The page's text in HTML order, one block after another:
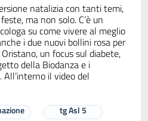
natalizia con tanti temi,
ma non solo. C’è un
su come vivere al meglio
i due nuovi bollini rosa per
un focus sul diabete,
della Biodanza e i
il video del
tg Asl 5